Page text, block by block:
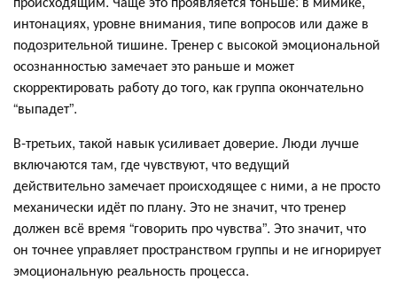
интонациях, уровне внимания, типе вопросов или даже в
подозрительной тишине. Тренер с высокой эмоциональной
осознанностью замечает это раньше и может
скорректировать работу до того, как группа окончательно
“выпадет”.
В-третьих, такой навык усиливает доверие. Люди лучше
включаются там, где чувствуют, что ведущий
действительно замечает происходящее с ними, а не просто
механически идёт по плану. Это не значит, что тренер
должен всё время “говорить про чувства”. Это значит, что
он точнее управляет пространством группы и не игнорирует
эмоциональную реальность процесса.